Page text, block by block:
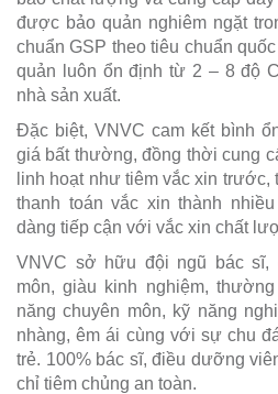
được bảo quản nghiêm ngặt
chuẩn GSP theo tiêu chuẩn
quản luôn ổn định từ 2 – 8 độ
nhà sản xuất.
Đặc biệt, VNVC cam kết bình
giá bất thường, đồng thời cung
linh hoạt như tiêm vắc xin trước,
thanh toán vắc xin thành
dàng tiếp cận với vắc xin chất
VNVC sở hữu đội ngũ bác sĩ,
môn, giàu kinh nghiệm,
năng chuyên môn, kỹ năng
nhàng, êm ái cùng với sự chu
trẻ. 100% bác sĩ, điều dưỡng
chỉ tiêm chủng an toàn.